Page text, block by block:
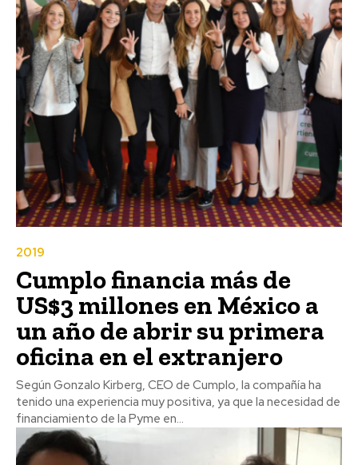
2019
Cumplo financia más de
US$3 millones en México a
un año de abrir su primera
oficina en el extranjero
Según Gonzalo Kirberg, CEO de Cumplo, la compañía ha
tenido una experiencia muy positiva, ya que la necesidad de
financiamiento de la Pyme en...